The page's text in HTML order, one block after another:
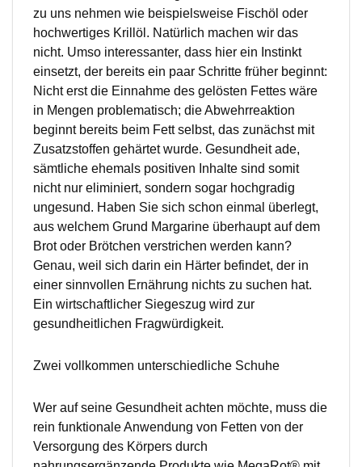
zu uns nehmen wie beispielsweise Fischöl oder
hochwertiges Krillöl. Natürlich machen wir das
nicht. Umso interessanter, dass hier ein Instinkt
einsetzt, der bereits ein paar Schritte früher beginnt:
Nicht erst die Einnahme des gelösten Fettes wäre
in Mengen problematisch; die Abwehrreaktion
beginnt bereits beim Fett selbst, das zunächst mit
Zusatzstoffen gehärtet wurde. Gesundheit ade,
sämtliche ehemals positiven Inhalte sind somit
nicht nur eliminiert, sondern sogar hochgradig
ungesund. Haben Sie sich schon einmal überlegt,
aus welchem Grund Margarine überhaupt auf dem
Brot oder Brötchen verstrichen werden kann?
Genau, weil sich darin ein Härter befindet, der in
einer sinnvollen Ernährung nichts zu suchen hat.
Ein wirtschaftlicher Siegeszug wird zur
gesundheitlichen Fragwürdigkeit.
Zwei vollkommen unterschiedliche Schuhe
Wer auf seine Gesundheit achten möchte, muss die
rein funktionale Anwendung von Fetten von der
Versorgung des Körpers durch